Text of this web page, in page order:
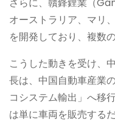
オーストラリア、マリ
を開発しており、複数
こうした動きを受け、
長は、中国自動車産業
コシステム輸出」へ移
は単に車両を販売する